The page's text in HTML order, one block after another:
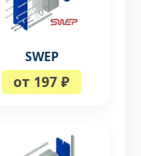
SWEP
от 197 ₽